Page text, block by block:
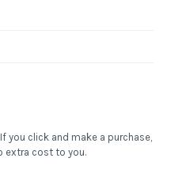
you click and make a purchase,
extra cost to you.